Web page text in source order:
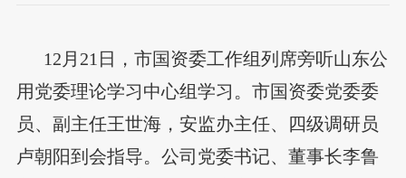
12月21日，市国资委工作组列席旁听山东公
用党委理论学习中心组学习。市国资委党委委
员、副主任王世海，安监办主任、四级调研员
卢朝阳到会指导。公司党委书记、董事长李鲁